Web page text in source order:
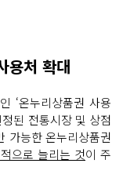
용처 확대
‘온누리상품권 사용
정된 전통시장 및 상점
가능한 온누리상품권
으로 늘리는 것이 주